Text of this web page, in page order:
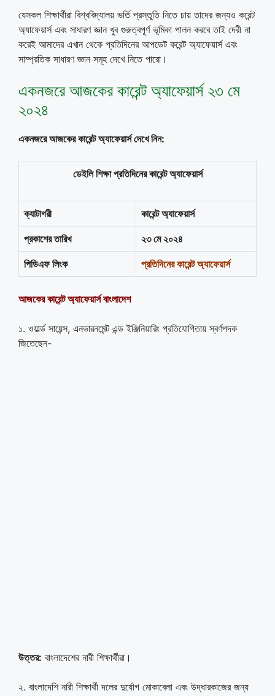
যেসকল শিক্ষার্থীরা বিশ্ববিদ্যালয় ভর্তি প্রস্তুতি নিতে চায় তাদের জন্যও করেন্ট
অ্যাফেয়ার্স এবং সাধারণ জ্ঞান খুব গুরুত্বপূর্ণ ভূমিকা পালন করবে তাই দেরী না
করেই আমাদের এখান থেকে প্রতিদিনের আপডেট করেন্ট অ্যাফেয়ার্স এবং
সাম্প্রতিক সাধারণ জ্ঞান সমূহ দেখে নিতে পারো।
একনজরে আজকের কারেন্ট অ্যাফেয়ার্স ২৩ মে
২০২৪
একনজরে আজকের কারেন্ট অ্যাফেয়ার্স দেখে নিন:
ডেইলি শিক্ষা প্রতিদিনের কারেন্ট অ্যাফেয়ার্স
ক্যাটাগরী কারেন্ট অ্যাফেয়ার্স
প্রকাশের তারিখ ২৩ মে ২০২৪
পিডিএফ লিংক প্রতিদিনের কারেন্ট অ্যাফেয়ার্স
আজকের কারেন্ট অ্যাফেয়ার্স বাংলাদেশ
১. ওয়ার্ল্ড সায়েন্স, এনভারনমেন্ট এন্ড ইঞ্জিনিয়ারিং প্রতিযোগিতায় স্বর্ণপদক
জিতেছেন-
উত্তর: বাংলাদেশের নারী শিক্ষার্থীরা।
২. বাংলাদেশি নারী শিক্ষার্থী দলের দুর্যোগ মোকাবেলা এবং উদ্ধারকাজের জন্য